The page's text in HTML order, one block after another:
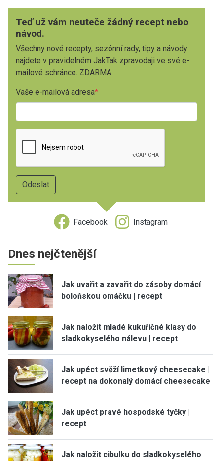
Teď už vám neuteče žádný recept nebo
návod.
Všechny nové recepty, sezónní rady, tipy a návody
najdete v pravidelném JakTak zpravodaji ve své e-
mailové schránce. ZDARMA.
Vaše e-mailová adresa
Facebook Instagram
Dnes nejčtenější
Jak uvařit a zavařit do zásoby domácí
boloňskou omáčku | recept
Jak naložit mladé kukuřičné klasy do
sladkokyselého nálevu | recept
Jak upéct svěží limetkový cheesecake |
recept na dokonalý domácí cheesecake
Jak upéct pravé hospodské tyčky |
recept
Jak naložit cibulku do sladkokyselého